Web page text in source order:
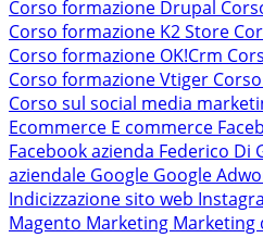
Corso formazione Drupal
Corso formazione K2 Store
Corso formazione OK!Crm
Corso formazione Vtiger
Corso sul social media
Ecommerce E commerce
Facebook azienda Federico Di
aziendale Google Google
Indicizzazione sito web
Magento Marketing Marketing